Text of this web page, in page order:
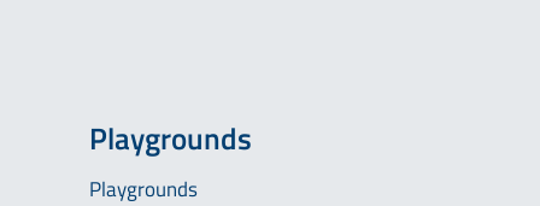
Playgrounds
Playgrounds